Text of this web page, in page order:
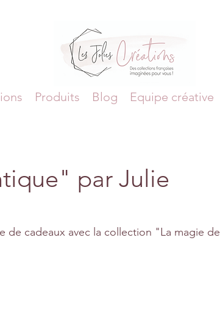
Produits Blog Equipe créative
par Julie
cadeaux avec la collection "La magie de